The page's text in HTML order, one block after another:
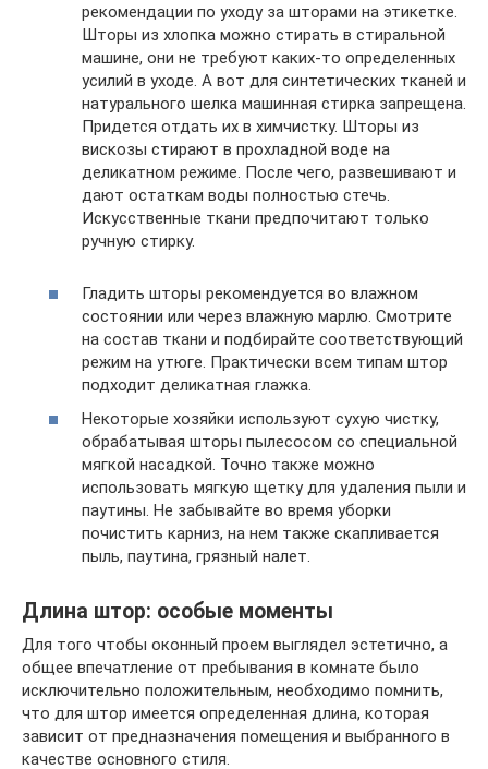
рекомендации по уходу за шторами на этикетке.
Шторы из хлопка можно стирать в стиральной
машине, они не требуют каких-то определенных
усилий в уходе. А вот для синтетических тканей и
натурального шелка машинная стирка запрещена.
Придется отдать их в химчистку. Шторы из
вискозы стирают в прохладной воде на
деликатном режиме. После чего, развешивают и
дают остаткам воды полностью стечь.
Искусственные ткани предпочитают только
ручную стирку.
Гладить шторы рекомендуется во влажном
состоянии или через влажную марлю. Смотрите
на состав ткани и подбирайте соответствующий
режим на утюге. Практически всем типам штор
подходит деликатная глажка.
Некоторые хозяйки используют сухую чистку,
обрабатывая шторы пылесосом со специальной
мягкой насадкой. Точно также можно
использовать мягкую щетку для удаления пыли и
паутины. Не забывайте во время уборки
почистить карниз, на нем также скапливается
пыль, паутина, грязный налет.
Длина штор: особые моменты
Для того чтобы оконный проем выглядел эстетично, а
общее впечатление от пребывания в комнате было
исключительно положительным, необходимо помнить,
что для штор имеется определенная длина, которая
зависит от предназначения помещения и выбранного в
качестве основного стиля.